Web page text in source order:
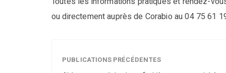
ou directement auprès de Corabio au 04 75 61
PUBLICATIONS PRÉCÉDENTES